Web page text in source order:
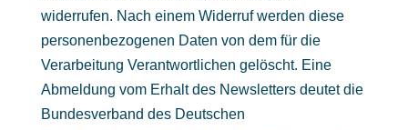
widerrufen. Nach einem Widerruf werden diese
personenbezogenen Daten von dem für die
Verarbeitung Verantwortlichen gelöscht. Eine
Abmeldung vom Erhalt des Newsletters deutet die
Bundesverband des Deutschen